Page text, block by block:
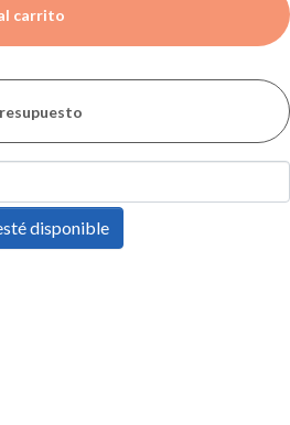
carrito
disponible